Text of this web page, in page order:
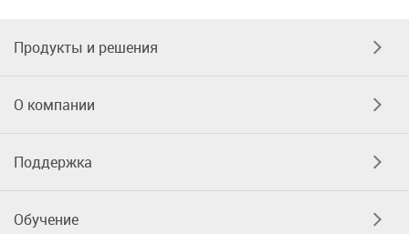
Продукты и решения
О компании
Поддержка
Обучение